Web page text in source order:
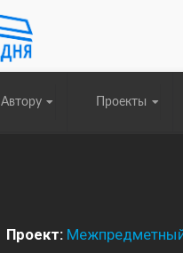
Автору Проекты
Проект: